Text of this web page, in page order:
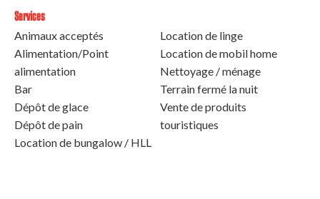
Services
Animaux acceptés
Alimentation/Point
alimentation
Bar
Dépôt de glace
Dépôt de pain
Location de bungalow / HLL
Location de linge
Location de mobil home
Nettoyage / ménage
Terrain fermé la nuit
Vente de produits
touristiques